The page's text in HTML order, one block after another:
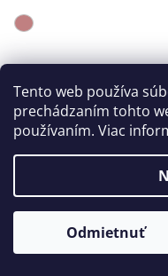
Tento web používa
prechádzaním tohto
používaním. Viac
Odmietnuť